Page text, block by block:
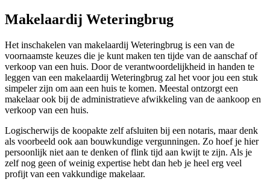
Makelaardij Weteringbrug
Het inschakelen van makelaardij Weteringbrug is een van de
voornaamste keuzes die je kunt maken ten tijde van de aanschaf of
verkoop van een huis. Door de verantwoordelijkheid in handen te
leggen van een makelaardij Weteringbrug zal het voor jou een stuk
simpeler zijn om aan een huis te komen. Meestal ontzorgt een
makelaar ook bij de administratieve afwikkeling van de aankoop en
verkoop van een huis.
Logischerwijs de koopakte zelf afsluiten bij een notaris, maar denk
als voorbeeld ook aan bouwkundige vergunningen. Zo hoef je hier
persoonlijk niet aan te denken of flink tijd aan kwijt te zijn. Als je
zelf nog geen of weinig expertise hebt dan heb je heel erg veel
profijt van een vakkundige makelaar.